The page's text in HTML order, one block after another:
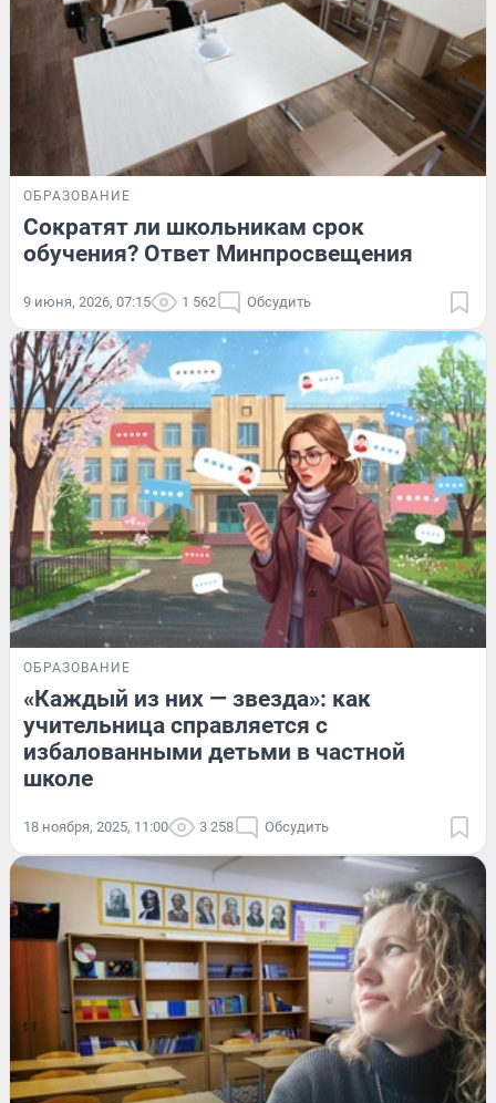
ОБРАЗОВАНИЕ
Сократят ли школьникам срок
обучения? Ответ Минпросвещения
9 июня, 2026, 07:15 1 562 Обсудить
ОБРАЗОВАНИЕ
«Каждый из них — звезда»: как
учительница справляется с
избалованными детьми в частной
школе
18 ноября, 2025, 11:00 3 258 Обсудить